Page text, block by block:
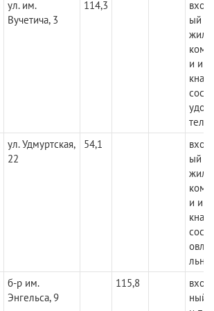
ул. им.
Вучетича, 3
114,3
вход
ый с
и
кна
ул. Удмуртская,
22
54,1
вход
ый с
и
кна
б-р им.
Энгельса, 9
115,8
вход
ный